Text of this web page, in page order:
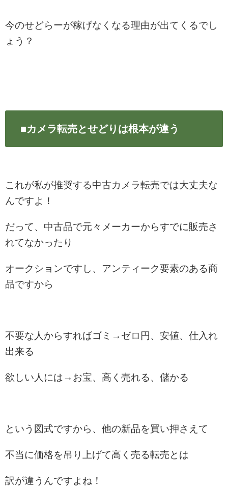
今のせどらーが稼げなくなる理由が出てくるでし
ょう？
■カメラ転売とせどりは根本が違う
これが私が推奨する中古カメラ転売では大丈夫な
んですよ！
だって、中古品で元々メーカーからすでに販売さ
れてなかったり
オークションですし、アンティーク要素のある商
品ですから
不要な人からすればゴミ→ゼロ円、安値、仕入れ
出来る
欲しい人には→お宝、高く売れる、儲かる
という図式ですから、他の新品を買い押さえて
不当に価格を吊り上げて高く売る転売とは
訳が違うんですよね！